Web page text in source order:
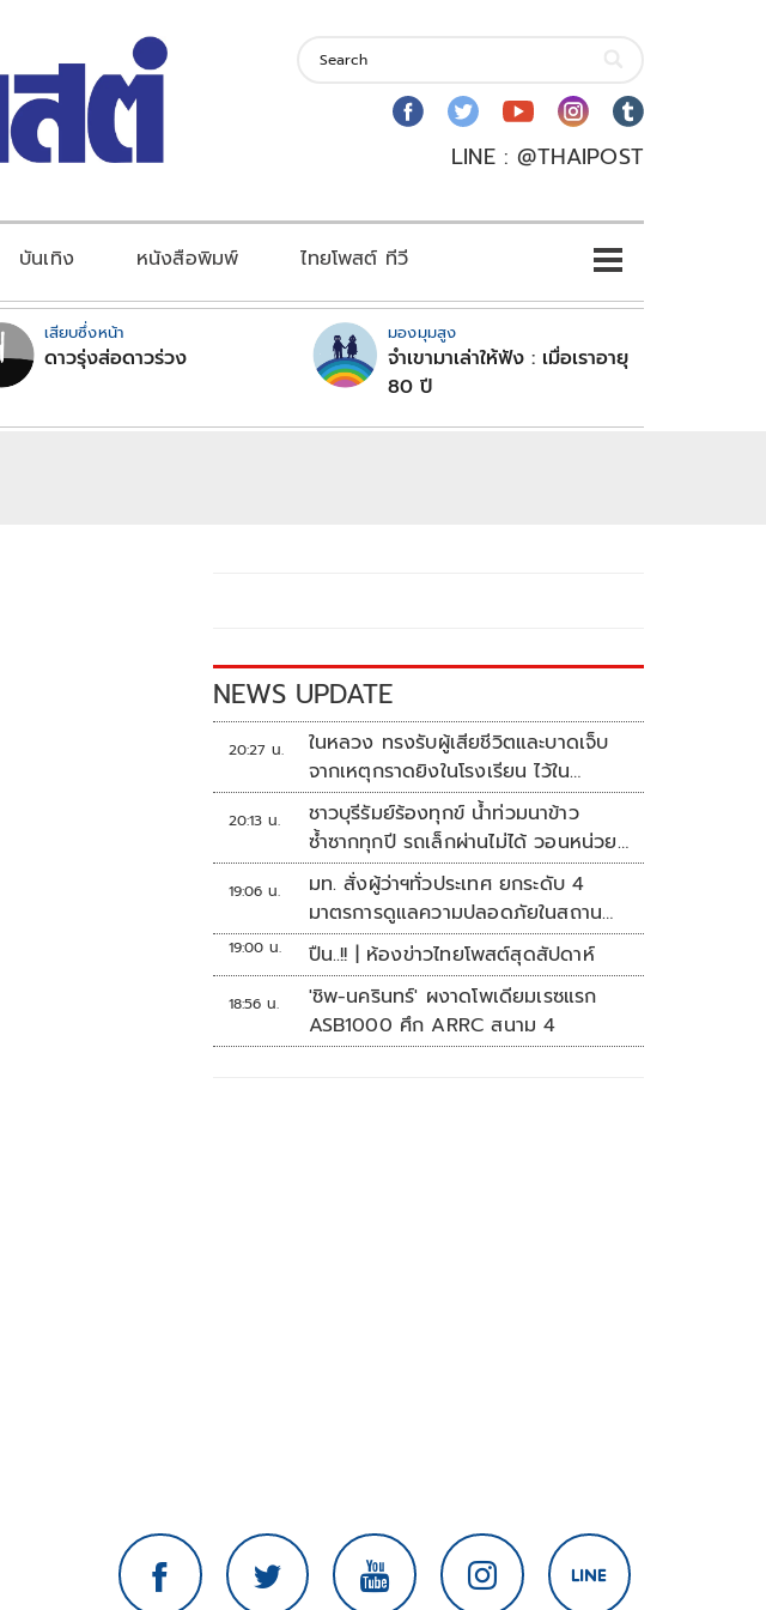
LINE : @THAIPOST
บันเทิง หนังสือพิมพ์ ไทยโพสต์ ทีวี
เสียบซึ่งหน้า
ดาวรุ่งส่อดาวร่วง
มองมุมสูง
จำเขามาเล่าให้ฟัง : เมื่อเราอายุ
80 ปี
NEWS UPDATE
20:27 น.
ในหลวง ทรงรับผู้เสียชีวิตและบาดเจ็บ
จากเหตุกราดยิงในโรงเรียน ไว้ใน
พระบรมราชานุเคราะห์
20:13 น.
ชาวบุรีรัมย์ร้องทุกข์ น้ำท่วมนาข้าว
ซ้ำซากทุกปี รถเล็กผ่านไม่ได้ วอนหน่วย
งานเร่งแก้ไข
19:06 น.
มท. สั่งผู้ว่าฯทั่วประเทศ ยกระดับ 4
มาตรการดูแลความปลอดภัยในสถาน
ศึกษา
19:00 น. ปืน..!! | ห้องข่าวไทยโพสต์สุดสัปดาห์
18:56 น.
'ชิพ-นครินทร์' ผงาดโพเดียมเรซแรก
ASB1000 ศึก ARRC สนาม 4